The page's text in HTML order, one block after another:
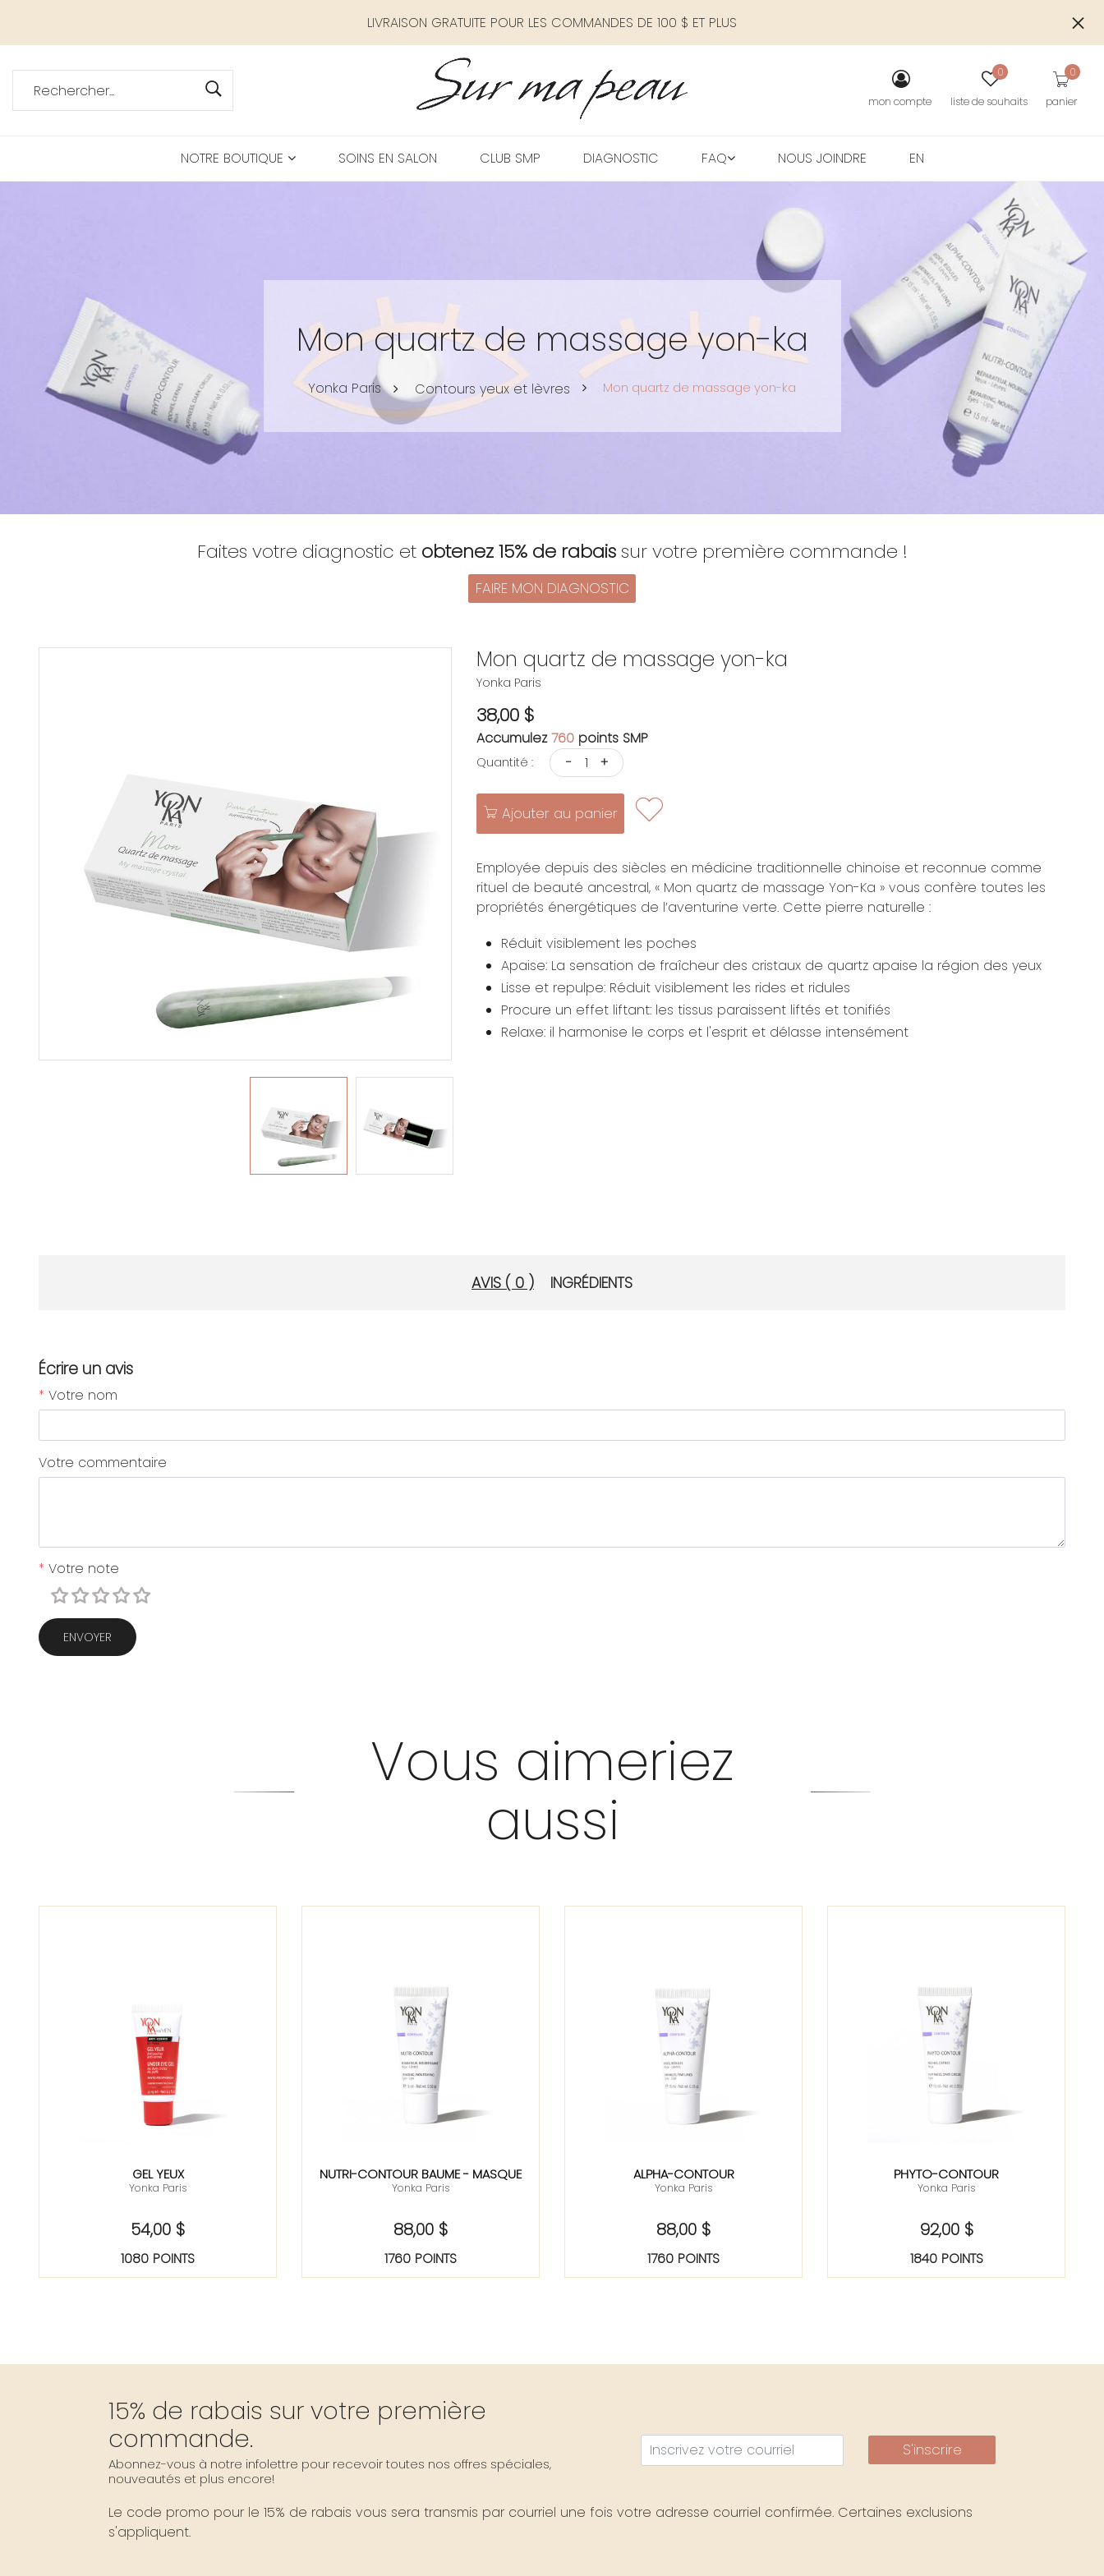
LIVRAISON GRATUITE POUR LES COMMANDES DE 100 $ ET PLUS
mon compte liste de souhaits
0
panier
0
NOTRE BOUTIQUE SOINS EN SALON CLUB SMP DIAGNOSTIC FAQ NOUS JOINDRE EN
Mon quartz de massage yon-ka
Yonka Paris Contours yeux et lèvres Mon quartz de massage yon-ka
Faites votre diagnostic et obtenez 15% de rabaissur votre première commande !
FAIRE MON DIAGNOSTIC
Mon quartz de massage yon-ka
Yonka Paris
38,00 $
Accumulez760 points SMP
Quantité : - +
Ajouter au panier
Employée depuis des siècles en médicine traditionnelle chinoise et reconnue comme
rituel de beauté ancestral, « Mon quartz de massage Yon-Ka » vous confère toutes les
propriétés énergétiques de l’aventurine verte. Cette pierre naturelle :
Réduit visiblement les poches
Apaise: La sensation de fraîcheur des cristaux de quartz apaise la région des yeux
Lisse et repulpe: Réduit visiblement les rides et ridules
Procure un effet liftant: les tissus paraissent liftés et tonifiés
Relaxe: il harmonise le corps et l'esprit et délasse intensément
AVIS ( 0 ) INGRÉDIENTS
Écrire un avis
* Votre nom
Votre commentaire
* Votre note
ENVOYER
Vous aimeriez
aussi
GEL YEUX
Yonka Paris
54,00 $
1080 POINTS
NUTRI-CONTOUR BAUME - MASQUE
Yonka Paris
88,00 $
1760 POINTS
ALPHA-CONTOUR
Yonka Paris
88,00 $
1760 POINTS
PHYTO-CONTOUR
Yonka Paris
92,00 $
1840 POINTS
15% de rabais sur votre première
commande.
Abonnez-vous à notre infolettre pour recevoir toutes nos offres spéciales,
nouveautés et plus encore!
S'inscrire
Le code promo pour le 15% de rabais vous sera transmis par courriel une fois votre adresse courriel confirmée. Certaines exclusions
s'appliquent.